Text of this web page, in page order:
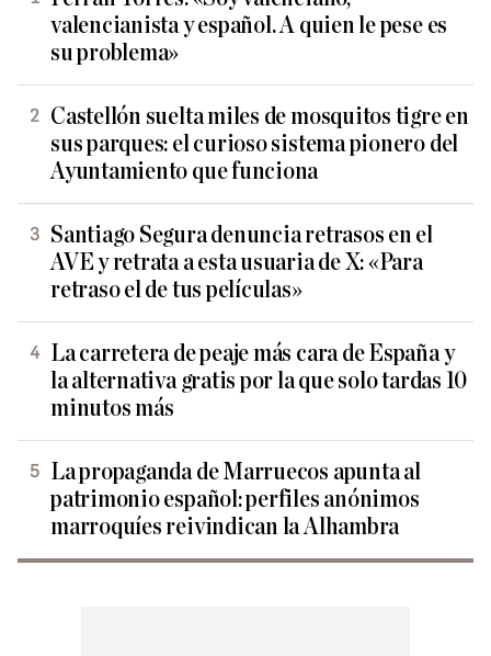
valencianista y español. A quien le pese es
su problema»
Castellón suelta miles de mosquitos tigre en
sus parques: el curioso sistema pionero del
Ayuntamiento que funciona
Santiago Segura denuncia retrasos en el
AVE y retrata a esta usuaria de X: «Para
retraso el de tus películas»
La carretera de peaje más cara de España y
la alternativa gratis por la que solo tardas 10
minutos más
La propaganda de Marruecos apunta al
patrimonio español: perfiles anónimos
marroquíes reivindican la Alhambra